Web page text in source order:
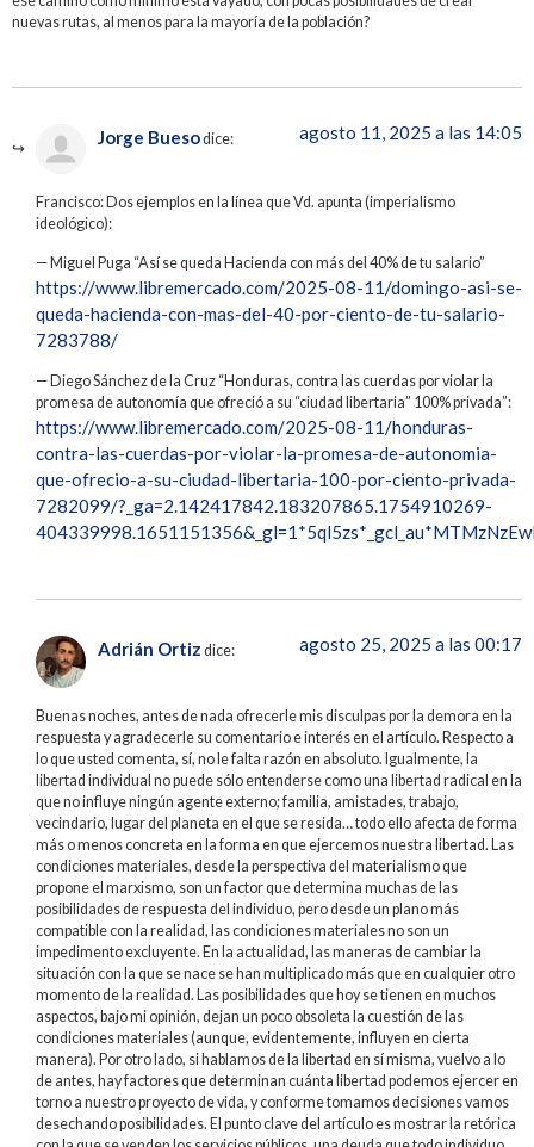
nuevas rutas, al menos para la mayoría de la población?
Jorge Buesodice: agosto 11, 2025 a las 14:05
Francisco: Dos ejemplos en la línea que Vd. apunta (imperialismo
ideológico):
— Miguel Puga “Así se queda Hacienda con más del 40% de tu salario”
https://www.libremercado.com/2025-08-11/domingo-asi-se-
queda-hacienda-con-mas-del-40-por-ciento-de-tu-salario-
7283788/
— Diego Sánchez de la Cruz “Honduras, contra las cuerdas por violar la
promesa de autonomía que ofreció a su “ciudad libertaria” 100% privada”:
https://www.libremercado.com/2025-08-11/honduras-
contra-las-cuerdas-por-violar-la-promesa-de-autonomia-
que-ofrecio-a-su-ciudad-libertaria-100-por-ciento-privada-
7282099/?_ga=2.142417842.183207865.1754910269-
Adrián Ortiz dice: agosto 25, 2025 a las 00:17
Buenas noches, antes de nada ofrecerle mis disculpas por la demora en la
respuesta y agradecerle su comentario e interés en el artículo. Respecto a
lo que usted comenta, sí, no le falta razón en absoluto. Igualmente, la
libertad individual no puede sólo entenderse como una libertad radical en la
que no influye ningún agente externo; familia, amistades, trabajo,
vecindario, lugar del planeta en el que se resida… todo ello afecta de forma
más o menos concreta en la forma en que ejercemos nuestra libertad. Las
condiciones materiales, desde la perspectiva del materialismo que
propone el marxismo, son un factor que determina muchas de las
posibilidades de respuesta del individuo, pero desde un plano más
compatible con la realidad, las condiciones materiales no son un
impedimento excluyente. En la actualidad, las maneras de cambiar la
situación con la que se nace se han multiplicado más que en cualquier otro
momento de la realidad. Las posibilidades que hoy se tienen en muchos
aspectos, bajo mi opinión, dejan un poco obsoleta la cuestión de las
condiciones materiales (aunque, evidentemente, influyen en cierta
manera). Por otro lado, si hablamos de la libertad en sí misma, vuelvo a lo
de antes, hay factores que determinan cuánta libertad podemos ejercer en
torno a nuestro proyecto de vida, y conforme tomamos decisiones vamos
desechando posibilidades. El punto clave del artículo es mostrar la retórica